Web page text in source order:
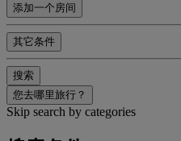
添加一个房间
其它条件
搜索
您去哪里旅行？
Skip search by categories